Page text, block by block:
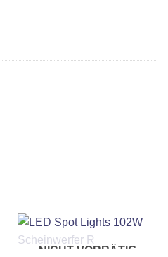
NICHT VORRÄTIG